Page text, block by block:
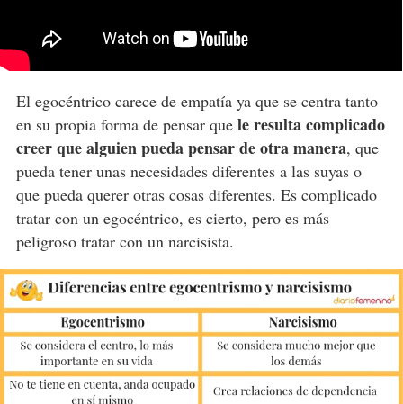
El egocéntrico carece de empatía ya que se centra tanto
en su propia forma de pensar que le resulta complicado
creer que alguien pueda pensar de otra manera, que
pueda tener unas necesidades diferentes a las suyas o
que pueda querer otras cosas diferentes. Es complicado
tratar con un egocéntrico, es cierto, pero es más
peligroso tratar con un narcisista.